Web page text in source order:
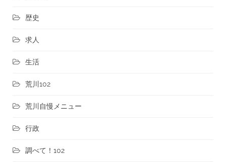
歴史
求人
生活
荒川102
荒川自慢メニュー
行政
調べて！102